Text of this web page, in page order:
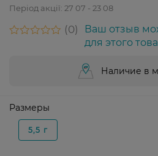
Період акції: 27 07 - 23 08
0
Ваш отзыв
для этого
Наличие в
Размеры
5,5 г